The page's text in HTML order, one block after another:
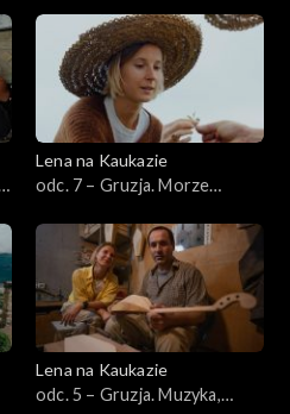
Lena na Kaukazie
odc. 7 – Gruzja. Morze
Batumi
Lena na Kaukazie
odc. 5 – Gruzja. Muzyka,